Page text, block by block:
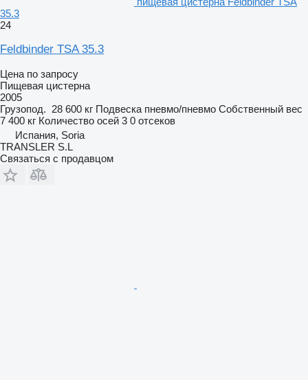
35.3
24
Feldbinder TSA 35.3
Цена по запросу
Пищевая цистерна
2005
Грузопод. 28 600 кг Подвеска пневмо/пневмо Собственный вес
7 400 кг Количество осей 3 0 отсеков
Испания, Soria
TRANSLER S.L
Связаться с продавцом